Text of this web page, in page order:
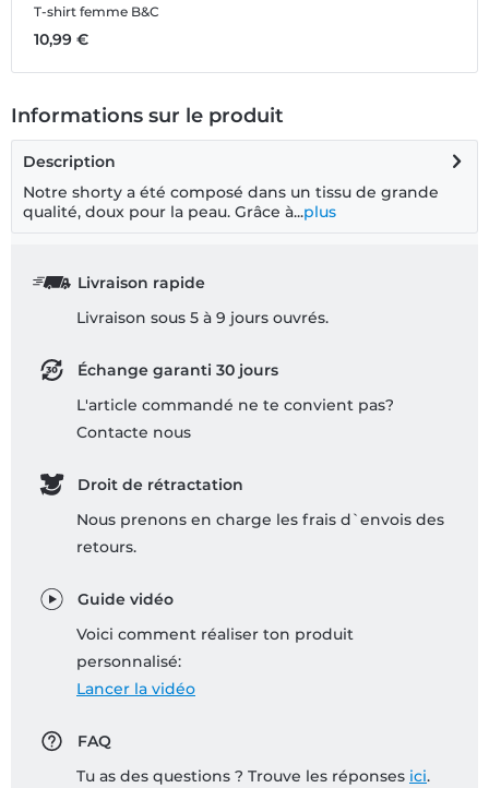
T-shirt femme B&C
10,99 €
Informations sur le produit
Description
Notre shorty a été composé dans un tissu de grande
qualité, doux pour la peau. Grâce à...plus
Livraison rapide
Livraison sous 5 à 9 jours ouvrés.
Échange garanti 30 jours
L'article commandé ne te convient pas?
Contacte nous
Droit de rétractation
Nous prenons en charge les frais d`envois des
retours.
Guide vidéo
Voici comment réaliser ton produit
personnalisé:
Lancer la vidéo
FAQ
Tu as des questions ? Trouve les réponses ici.